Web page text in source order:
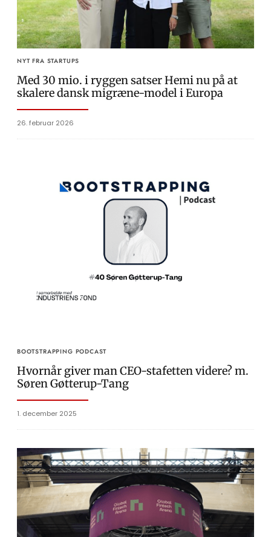
NYT FRA STARTUPS
Med 30 mio. i ryggen satser Hemi nu på at
skalere dansk migræne-model i Europa
26. februar 2026
BOOTSTRAPPING PODCAST
Hvornår giver man CEO-stafetten videre? m.
Søren Gøtterup-Tang
1. december 2025